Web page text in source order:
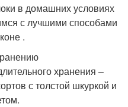
в домашних условиях
с лучшими способами
.
хранения –
с толстой шкуркой и